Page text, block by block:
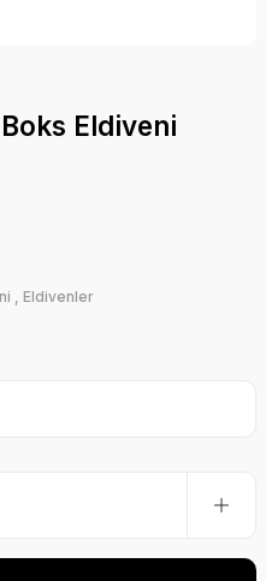
Eldiveni
, Eldivenler